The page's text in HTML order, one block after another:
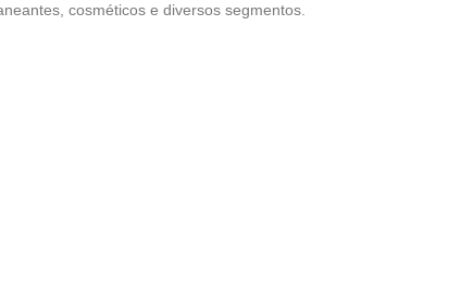
cosméticos e diversos segmentos.